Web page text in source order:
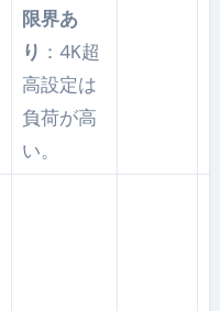
限界あ
り ：4K超
高設定は
負荷が高
い。